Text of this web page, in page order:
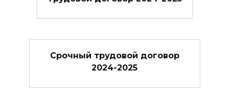
Cрочный трудовой договор
2024-2025